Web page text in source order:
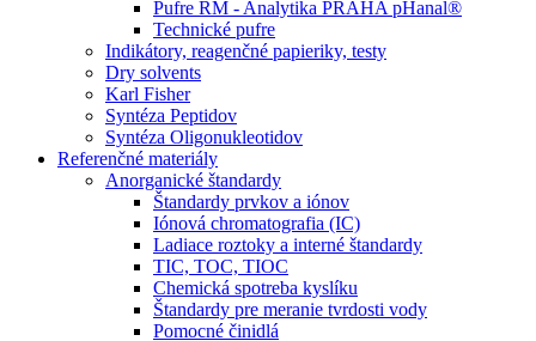
Pufre RM - Analytika PRAHA pHanal®
Technické pufre
Indikátory, reagenčné papieriky, testy
Dry solvents
Karl Fisher
Syntéza Peptidov
Syntéza Oligonukleotidov
Referenčné materiály
Anorganické štandardy
Štandardy prvkov a iónov
Iónová chromatografia (IC)
Ladiace roztoky a interné štandardy
TIC, TOC, TIOC
Chemická spotreba kyslíku
Štandardy pre meranie tvrdosti vody
Pomocné činidlá